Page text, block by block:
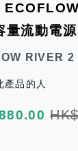
流動電源
RIVER 2
產品的人